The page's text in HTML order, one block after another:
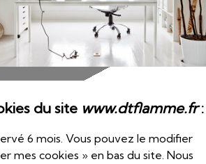
du site www.dtflamme.fr:
6 mois. Vous pouvez le modifier
mes cookies » en bas du site. Nous